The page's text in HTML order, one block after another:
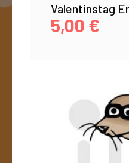
Valentinstag
5,00 €